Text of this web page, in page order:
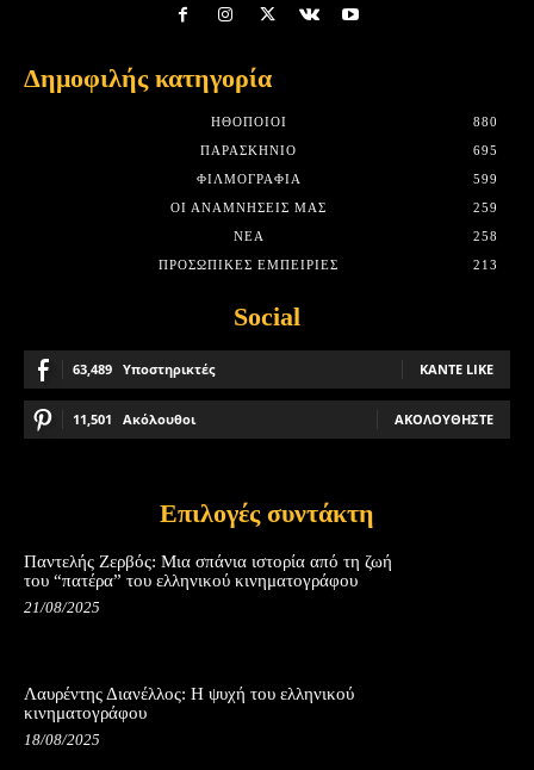
Δημοφιλής κατηγορία
HΘΟΠΟΙΟΊ
880
ΠΑΡΑΣΚΉΝΙΟ
695
ΦΙΛΜΟΓΡΑΦΊΑ
599
ΟΙ ΑΝΑΜΝΉΣΕΙΣ ΜΑΣ
259
ΝΈΑ
258
ΠΡΟΣΩΠΙΚΈΣ ΕΜΠΕΙΡΊΕΣ
213
Social
63,489 Υποστηρικτές ΚΆΝΤΕ LIKE
11,501 Ακόλουθοι ΑΚΟΛΟΥΘΉΣΤΕ
Επιλογές συντάκτη
Παντελής Ζερβός: Μια σπάνια ιστορία από τη ζωή
του “πατέρα” του ελληνικού κινηματογράφου
21/08/2025
Λαυρέντης Διανέλλος: Η ψυχή του ελληνικού
κινηματογράφου
18/08/2025